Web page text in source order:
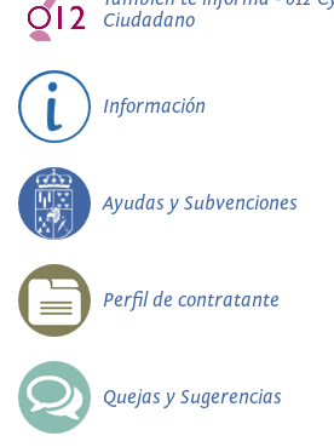
Ciudadano
Información
Ayudas y Subvenciones
Perfil de contratante
Quejas y Sugerencias